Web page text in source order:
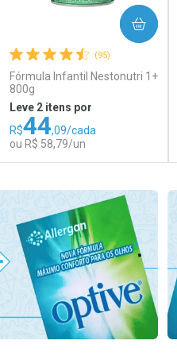
(95)
Fórmula Infantil Nestonutri 1+
800g
Leve 2 itens por
R$44,09/cada
ou R$ 58,79/un
COMPRAR
Laboratório
Por Menos